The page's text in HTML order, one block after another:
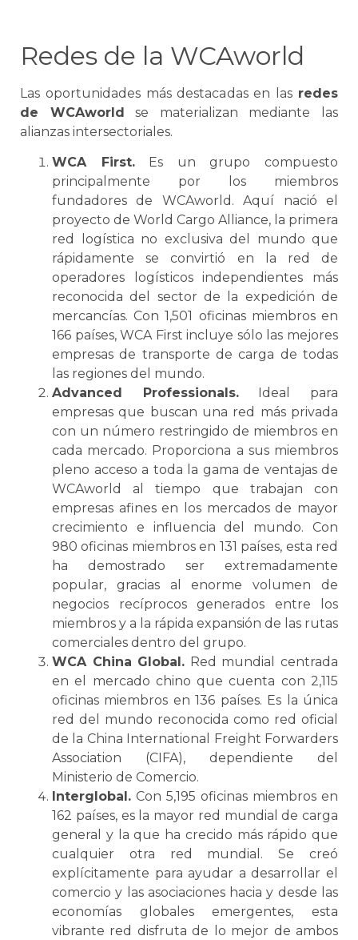
Redes de la WCAworld
Las oportunidades más destacadas en las redes
de WCAworld
se materializan mediante las
alianzas intersectoriales.
WCA First.Es un grupo compuesto
principalmente por los miembros
fundadores de WCAworld. Aquí nació el
proyecto de World Cargo Alliance, la primera
red
logística no exclusiva del mundo que
rápidamentese convirtió en la red de
operadores logísticos independientes más
reconocida del sector de la expedición de
mercancías. Con 1,501 oficinas miembros en
166 países, WCA First incluye sólo las mejores
empresas de transporte de carga de todas
las regiones del mundo.
Advanced Professionals.Ideal para
empresas que buscan una red más privada
con un número restringido de miembros en
cada mercado. Proporciona a sus miembros
pleno acceso a toda la gama de ventajas de
WCAworld al tiempo que trabajan con
empresas afines en los mercados de mayor
crecimiento e influencia del mundo. Con
980 oficinas miembros en 131 países, esta red
ha demostrado ser extremadamente
popular, gracias al enorme volumen de
negocios recíprocos generados entre los
miembros y a la rápida expansión de las rutas
comerciales dentro del grupo.
WCA China Global. Red mundial centrada
en el mercado chino que cuenta con 2,115
oficinas miembros en 136 países. Es la única
red del mundo reconocida como red oficial
de la China International Freight Forwarders
Association (CIFA), dependiente del
Ministerio de Comercio.
Interglobal. Con 5,195 oficinas miembros en
162 países, es la mayor red mundial de carga
general y la que ha crecido más rápido que
cualquier otra red mundial.Se creó
explícitamente para ayudar a desarrollar el
comercio y las asociaciones hacia y desde las
economías globales emergentes, esta
vibrante red disfruta de lo mejor de ambos